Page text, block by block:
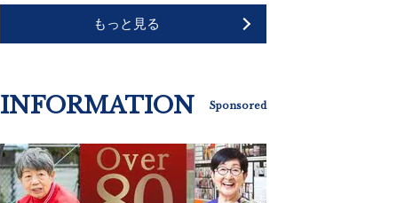
もっと見る
INFORMATION Sponsored